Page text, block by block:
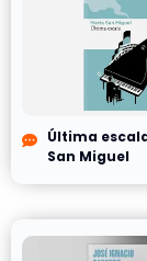
Última
San Miguel